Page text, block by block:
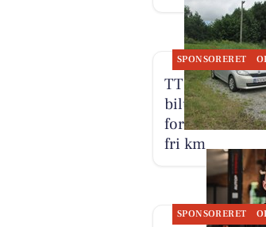
SPONSORERET
TT CARS ApS
biludlejning
for 3.000 kr.
fri km
SPONSORERET